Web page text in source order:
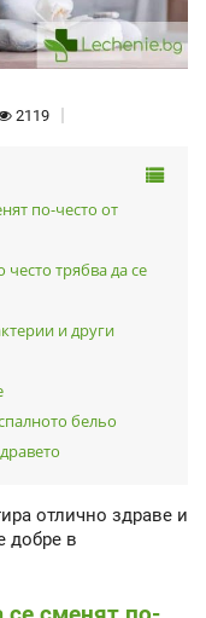
2119
по-често от
често трябва да се
и други
бельо
отлично здраве и
добре в